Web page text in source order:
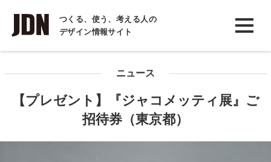
つくる、使う、考える人の
デザイン情報サイト
INTERVIEW
インタビュー
COLUMN
ニュース
【プレゼント】『ジャコメッティ展』ご
招待券（東京都）